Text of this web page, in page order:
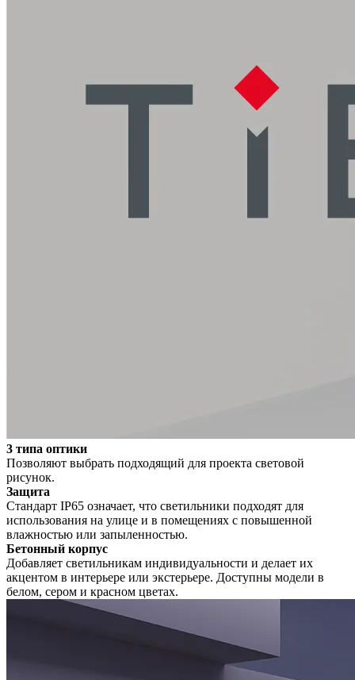
3 типа оптики
Позволяют выбрать подходящий для проекта световой
рисунок.
Защита
Стандарт IP65 означает, что светильники подходят для
использования на улице и в помещениях с повышенной
влажностью или запыленностью.
Бетонный корпус
Добавляет светильникам индивидуальности и делает их
акцентом в интерьере или экстерьере. Доступны модели в
белом, сером и красном цветах.